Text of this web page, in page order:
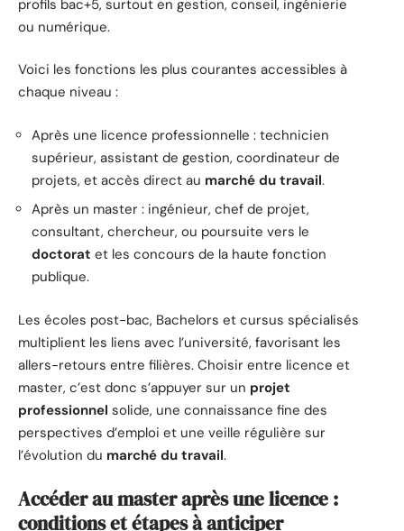
profils bac+5, surtout en gestion, conseil, ingénierie
ou numérique.
Voici les fonctions les plus courantes accessibles à
chaque niveau :
Après une licence professionnelle : technicien
supérieur, assistant de gestion, coordinateur de
projets, et accès direct au marché du travail.
Après un master : ingénieur, chef de projet,
consultant, chercheur, ou poursuite vers le
doctorat et les concours de la haute fonction
publique.
Les écoles post-bac, Bachelors et cursus spécialisés
multiplient les liens avec l’université, favorisant les
allers-retours entre filières. Choisir entre licence et
master, c’est donc s’appuyer sur un projet
professionnel solide, une connaissance fine des
perspectives d’emploi et une veille régulière sur
l’évolution du marché du travail.
Accéder au master après une licence :
conditions et étapes à anticiper